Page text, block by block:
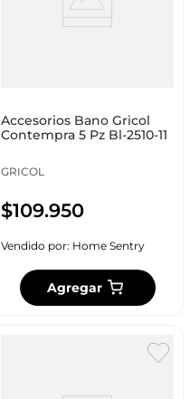
Accesorios Bano Gricol
Contempra 5 Pz Bl-2510-11
GRICOL
$109.950
Vendido por: Home Sentry
Agregar